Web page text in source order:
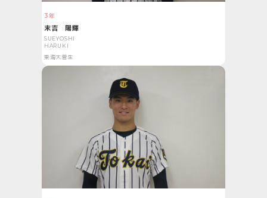
3年
末吉 陽輝
SUEYOSHI
HARUKI
東海大菅生